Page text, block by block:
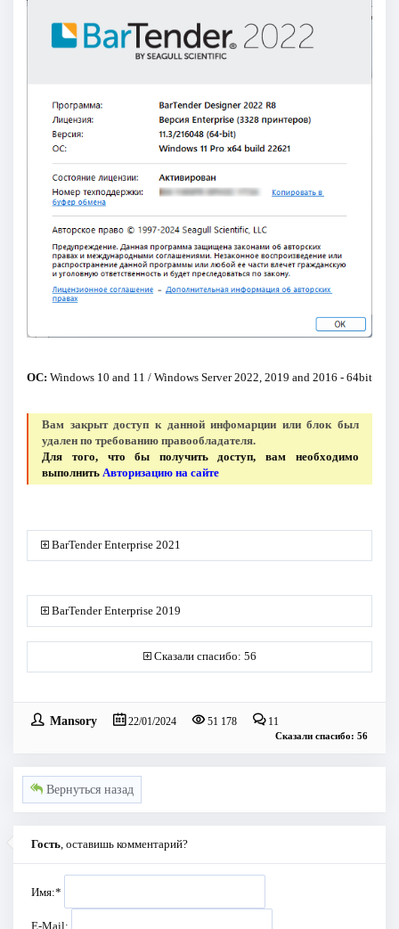
ОС: Windows 10 and 11 / Windows Server 2022, 2019 and 2016 - 64bit
Вам закрыт доступ к данной инфомарции или блок был
удален по требованию правообладателя.
Для того, что бы получить доступ, вам необходимо
выполнить Авторизацию на сайте
BarTender Enterprise 2021
BarTender Enterprise 2019
Сказали спасибо: 56
Mansory 22/01/2024 51 178 11
Сказали спасибо: 56
Вернуться назад
Гость , оставишь комментарий?
Имя:*
E-Mail: